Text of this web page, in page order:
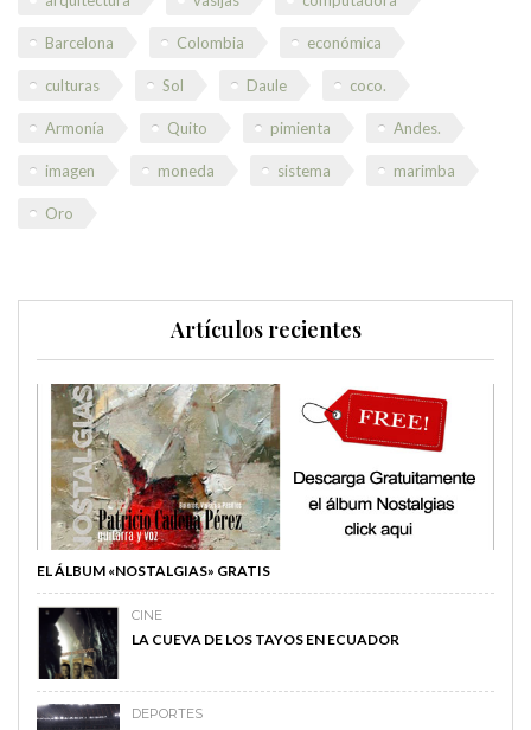
Barcelona Colombia económica
culturas Sol Daule coco.
Armonía Quito pimienta Andes.
imagen moneda sistema marimba
Oro
Artículos recientes
EL ÁLBUM «NOSTALGIAS» GRATIS
CINE
LA CUEVA DE LOS TAYOS EN ECUADOR
DEPORTES